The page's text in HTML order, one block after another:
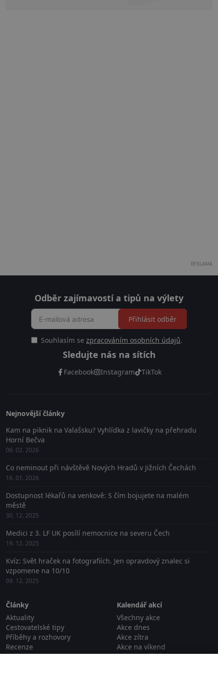
REKLAMA
Odběr zajímavostí a tipů na výlety
Souhlasím se zpracováním osobních údajů.
Přihlásit odběr
Sledujte nás na sítích
Facebook Instagram TikTok
Nejnovější články
Kam na piknik na Valašsku? Vyhlídka z lavičky na přehradu
Horní Bečva
06. 02. 2026
Co neminout při návštěvě Nových Hradů v Jižních Čechách
16. 01. 2026
Dostupnost lékařů na venkově: S čím bojujete na malém
městě
30. 12. 2025
Medici z 3. LF UK posílí nemocnice na severu Čech
19. 12. 2025
Kvíz: Svět hraček na fotografiích. Jen opravdový znalec si
vzpomene na 10/10
09. 12. 2025
Články
Aktuality
Cestovatelské tipy
Příběhy a rozhovory
Recenze
Události
Kalendář akcí
Všechny akce
Akce dnes
Akce zítra
Akce na víkend
Akce na příští víkend